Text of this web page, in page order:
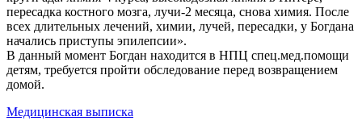
пересадка костного мозга, лучи-2 месяца, снова химия. После
всех длительных лечений, химии, лучей, пересадки, у Богдана
начались приступы эпилепсии».
В данный момент Богдан находится в НПЦ спец.мед.помощи
детям, требуется пройти обследование перед возвращением
домой.
Медицинская выписка